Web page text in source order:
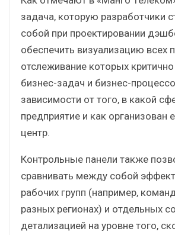
задача, которую разработчики
собой при проектировании
обеспечить визуализацию всех
отслеживание которых
бизнес-задач и бизнес-
зависимости от того, в какой
предприятие и как организован
центр.
Контрольные панели также
сравнивать между собой
рабочих групп (например,
разных регионах) и отдельных
детализацией на уровне того,